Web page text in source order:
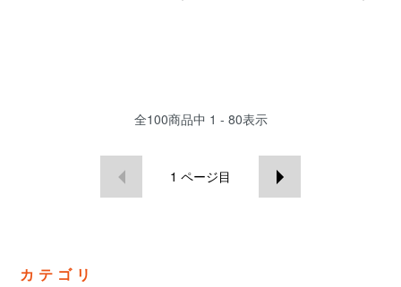
全100商品中 1 - 80表示
1 ページ目
カテゴリ